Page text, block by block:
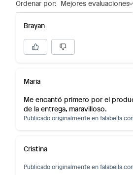
Alimentos, bebidas, fórmulas y
Pinturas de color a pedido.
Plantas.
Productos que hayan sido
Motocicletas y bicicletas
Licores y cigarros electrónicos.
Ordenar por: Mejores evaluaciones
Brayan
Maria
Me encantó primero por el
de la entrega, maravilloso.
Publicado originalmente en
Cristina
Publicado originalmente en